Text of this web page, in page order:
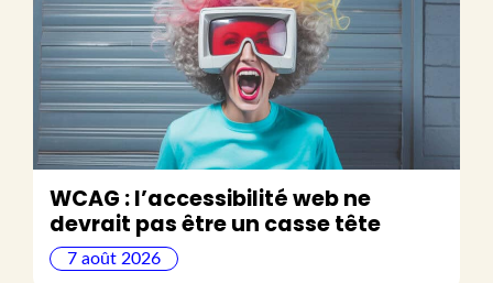
WCAG : l’accessibilité web ne
devrait pas être un casse tête
7 août 2026